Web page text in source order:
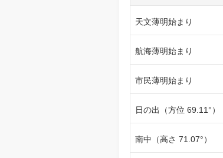
天文薄明始まり
航海薄明始まり
市民薄明始まり
日の出（方位 69.11°）
南中（高さ 71.07°）